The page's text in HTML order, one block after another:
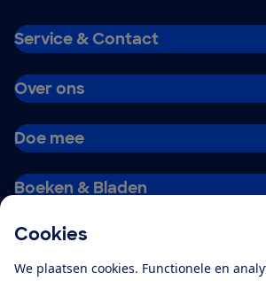
Cookies
We plaatsen cookies. Functionele en
Service & Contact
Over ons
Doe mee
Boeken & Bladen